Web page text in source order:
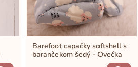
Barefoot capačky softshell s
barančekom šedý - Ovečka